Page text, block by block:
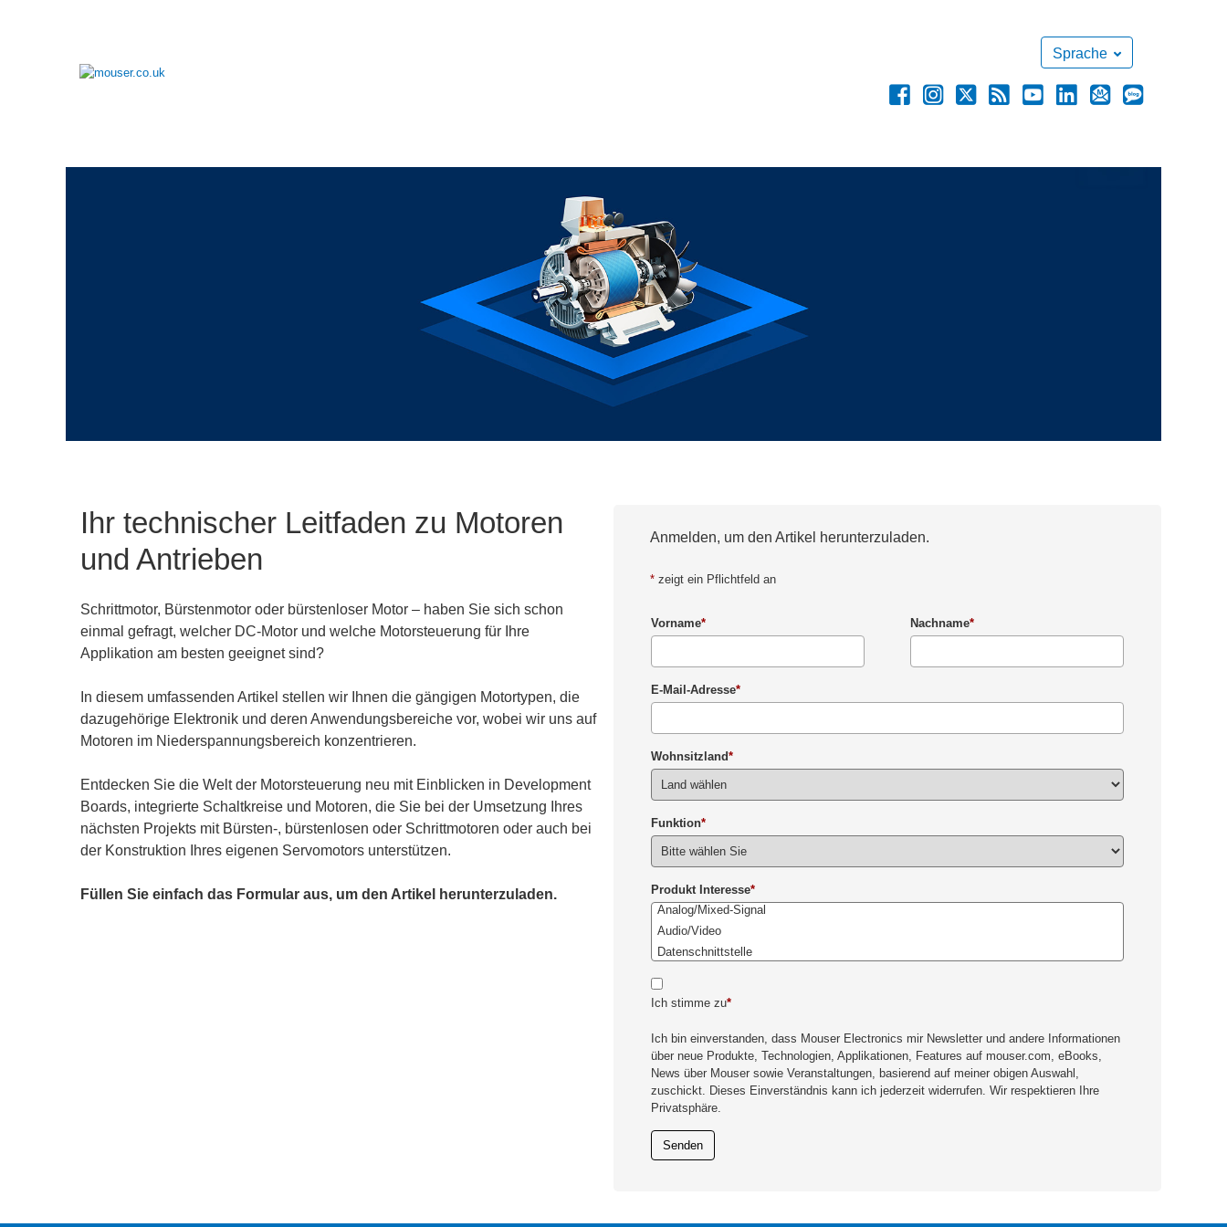
Sprache
Ihr technischer Leitfaden zu Motoren
und Antrieben
Schrittmotor, Bürstenmotor oder bürstenloser Motor – haben Sie sich schon
einmal gefragt, welcher DC-Motor und welche Motorsteuerung für Ihre
Applikation am besten geeignet sind?
In diesem umfassenden Artikel stellen wir Ihnen die gängigen Motortypen, die
dazugehörige Elektronik und deren Anwendungsbereiche vor, wobei wir uns auf
Motoren im Niederspannungsbereich konzentrieren.
Entdecken Sie die Welt der Motorsteuerung neu mit Einblicken in Development
Boards, integrierte Schaltkreise und Motoren, die Sie bei der Umsetzung Ihres
nächsten Projekts mit Bürsten-, bürstenlosen oder Schrittmotoren oder auch bei
der Konstruktion Ihres eigenen Servomotors unterstützen.
Füllen Sie einfach das Formular aus, um den Artikel herunterzuladen.
Anmelden, um den Artikel herunterzuladen.
* zeigt ein Pflichtfeld an
Vorname* Nachname*
E-Mail-Adresse*
Wohnsitzland*
Funktion*
Produkt Interesse*
Ich stimme zu*
Ich bin einverstanden, dass Mouser Electronics mir Newsletter und andere Informationen
über neue Produkte, Technologien, Applikationen, Features auf mouser.com, eBooks,
News über Mouser sowie Veranstaltungen, basierend auf meiner obigen Auswahl,
zuschickt. Dieses Einverständnis kann ich jederzeit widerrufen. Wir respektieren Ihre
Privatsphäre.